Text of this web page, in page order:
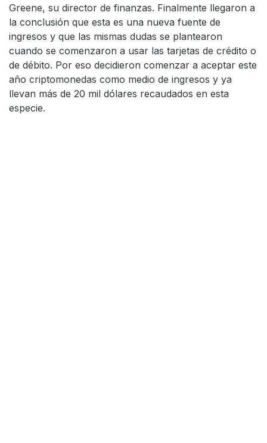
Greene, su director de finanzas. Finalmente llegaron a
la conclusión que esta es una nueva fuente de
ingresos y que las mismas dudas se plantearon
cuando se comenzaron a usar las tarjetas de crédito o
de débito. Por eso decidieron comenzar a aceptar este
año criptomonedas como medio de ingresos y ya
llevan más de 20 mil dólares recaudados en esta
especie.